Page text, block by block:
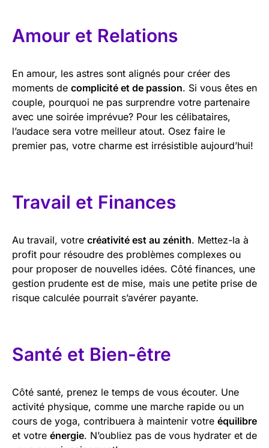
Amour et Relations
En amour, les astres sont alignés pour créer des
moments de complicité et de passion. Si vous êtes en
couple, pourquoi ne pas surprendre votre partenaire
avec une soirée imprévue? Pour les célibataires,
l’audace sera votre meilleur atout. Osez faire le
premier pas, votre charme est irrésistible aujourd’hui!
Travail et Finances
Au travail, votre créativité est au zénith. Mettez-la à
profit pour résoudre des problèmes complexes ou
pour proposer de nouvelles idées. Côté finances, une
gestion prudente est de mise, mais une petite prise de
risque calculée pourrait s’avérer payante.
Santé et Bien-être
Côté santé, prenez le temps de vous écouter. Une
activité physique, comme une marche rapide ou un
cours de yoga, contribuera à maintenir votre équilibre
et votre énergie. N’oubliez pas de vous hydrater et de